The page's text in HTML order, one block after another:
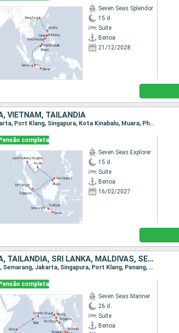
Seven Seas Splendor
15 d
Suíte
Benoa
21/12/2028
VIETNAM, TAILÂNDIA
Itinerário : Benoa, Surabaya, Semarang, Jakarta, Port Klang, Singapura, Kota Kinabalu, Muara, Phu My, Laem Chabang / Bangkok
Pensão completa
Seven Seas Explorer
15 d
Suíte
Benoa
16/02/2027
INDONÉSIA, SINGAPURA, MALÁSIA, TAILÂNDIA, SRI LANKA, MALDIVAS, SEYCHELLES, MADAGÁSCAR, MAURICE
Itinerário : Benoa, Celukan Bawan, Surabaya, Semarang, Jakarta, Singapura, Port Klang, Penang, Phuket, Colombo, Male, Mahe, Antisiranana, Port Louis
Pensão completa
Seven Seas Mariner
26 d
Suíte
Benoa